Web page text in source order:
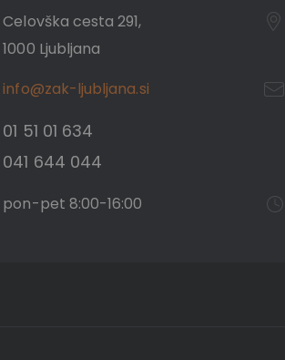
Celovška cesta 291,
1000 Ljubljana
info@zak-ljubljana.si
01 51 01 634
041 644 044
pon-pet 8:00-16:00